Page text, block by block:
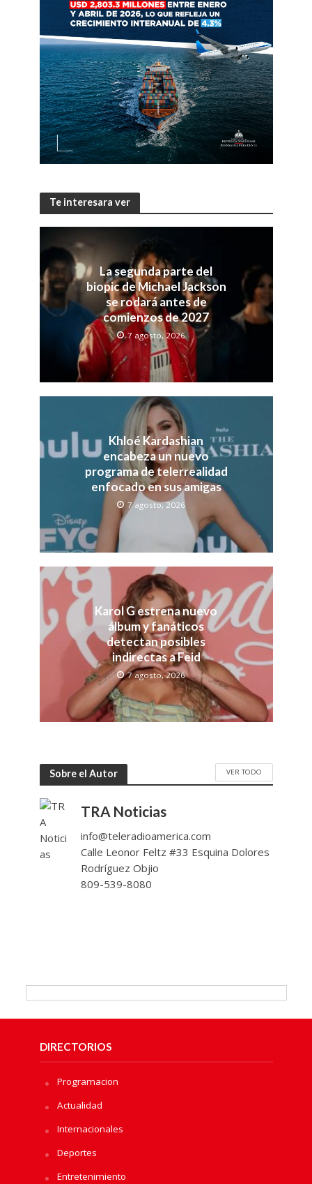
Te interesara ver
La segunda parte del
biopic de Michael Jackson
se rodará antes de
comienzos de 2027
7 agosto, 2026
Khloé Kardashian
encabeza un nuevo
programa de telerrealidad
enfocado en sus amigas
7 agosto, 2026
Karol G estrena nuevo
álbum y fanáticos
detectan posibles
indirectas a Feid
7 agosto, 2026
Sobre el Autor VER TODO
TRA Noticias
info@teleradioamerica.com
Calle Leonor Feltz #33 Esquina Dolores
Rodríguez Objio
809-539-8080
DIRECTORIOS
Programacion
Actualidad
Internacionales
Deportes
Entretenimiento